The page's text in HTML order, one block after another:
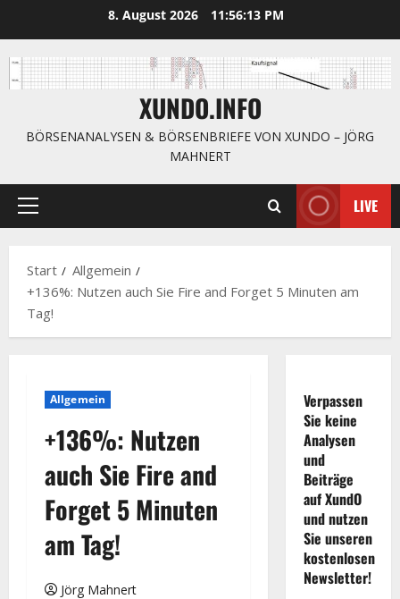
springen
8. August 2026 11:56:14 PM
XUNDO.INFO
BÖRSENANALYSEN & BÖRSENBRIEFE VON XUNDO – JÖRG
MAHNERT
Primäres
LIVE
Start
Allgemein
+136%: Nutzen auch Sie Fire and Forget 5 Minuten am
Tag!
Allgemein
+136%: Nutzen
auch Sie Fire and
Forget 5 Minuten
am Tag!
Jörg Mahnert
Verpassen
Sie keine
Analysen
und
Beiträge
auf XundO
und nutzen
Sie unseren
kostenlosen
Newsletter!